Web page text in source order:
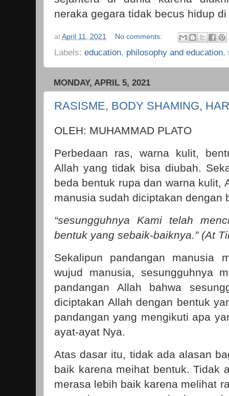
neraka gegara tidak becus hidup di
at April 11, 2021 No comments:
Labels: education, philosophy and education,
MONDAY, APRIL 5, 2021
RASISME, BODY SHAMING,
OLEH: MUHAMMAD PLATO
Perbedaan ras, warna kulit,
Allah yang tidak bisa diubah.
beda bentuk rupa dan warna kulit,
manusia sudah diciptakan dengan
“sesungguhnya Kami telah
bentuk yang sebaik-baiknya.” (At
Sekalipun pandangan manusia
wujud manusia, sesungguhnya
pandangan Allah bahwa
diciptakan Allah dengan bentuk
pandangan yang mengikuti apa
ayat-ayat Nya.
Atas dasar itu, tidak ada alasan
baik karena meihat bentuk. Tidak
merasa lebih baik karena melihat